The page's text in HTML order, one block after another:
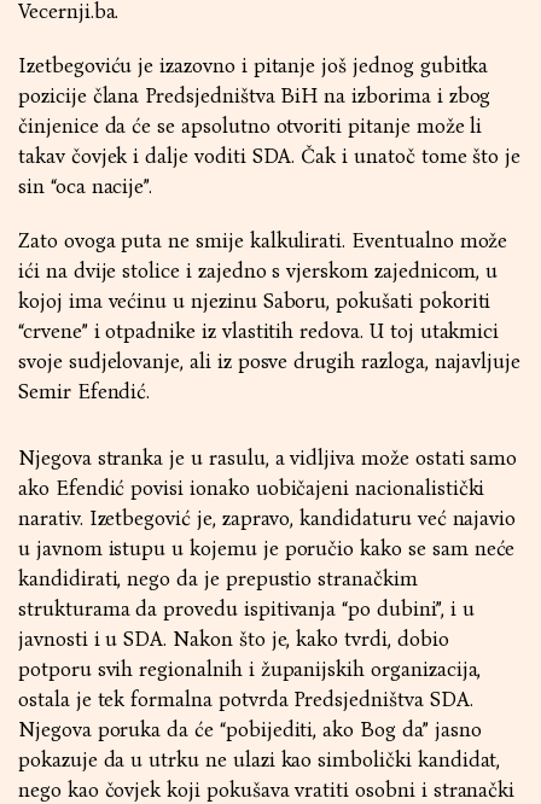
Vecernji.ba.
Izetbegoviću je izazovno i pitanje još jednog gubitka
pozicije člana Predsjedništva BiH na izborima i zbog
činjenice da će se apsolutno otvoriti pitanje može li
takav čovjek i dalje voditi SDA. Čak i unatoč tome što je
sin “oca nacije”.
Zato ovoga puta ne smije kalkulirati. Eventualno može
ići na dvije stolice i zajedno s vjerskom zajednicom, u
kojoj ima većinu u njezinu Saboru, pokušati pokoriti
“crvene” i otpadnike iz vlastitih redova. U toj utakmici
svoje sudjelovanje, ali iz posve drugih razloga, najavljuje
Semir Efendić.
Njegova stranka je u rasulu, a vidljiva može ostati samo
ako Efendić povisi ionako uobičajeni nacionalistički
narativ. Izetbegović je, zapravo, kandidaturu već najavio
u javnom istupu u kojemu je poručio kako se sam neće
kandidirati, nego da je prepustio stranačkim
strukturama da provedu ispitivanja “po dubini”, i u
javnosti i u SDA. Nakon što je, kako tvrdi, dobio
potporu svih regionalnih i županijskih organizacija,
ostala je tek formalna potvrda Predsjedništva SDA.
Njegova poruka da će “pobijediti, ako Bog da” jasno
pokazuje da u utrku ne ulazi kao simbolički kandidat,
nego kao čovjek koji pokušava vratiti osobni i stranački